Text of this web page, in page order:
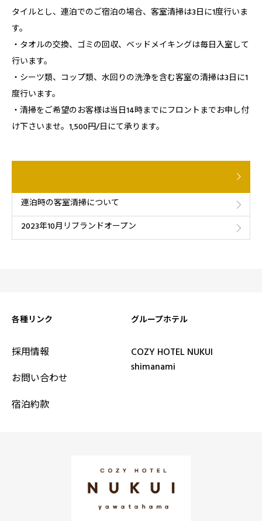
タイルとし、連泊でのご宿泊の場合、客室清掃は3日に1度行いま
す。
・タオルの交換、ゴミの回収、ベッドメイキングは毎日入室して
行います。
・シーツ類、コップ類、水回りの洗浄を含む客室の清掃は3日に1
度行います。
・清掃をご希望のお客様は当日14時までにフロントまでお申し付
け下さいませ。1,500円/日にて承ります。
連泊時の客室清掃について
2023年10月リブランドオープン
各種リンク
採用情報
お問い合わせ
宿泊約款
グループホテル
COZY HOTEL NUKUI
shimanami